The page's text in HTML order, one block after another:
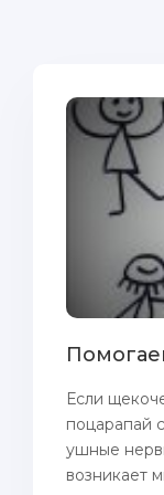
Если
поцарапай
ушные
возникает